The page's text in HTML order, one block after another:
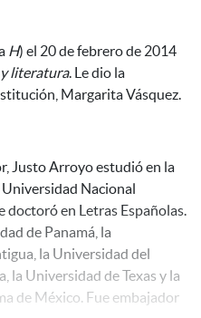
H) el 20 de febrero de 2014
literatura. Le dio la
Margarita Vásquez.
Justo Arroyo estudió en la
Nacional
doctoró en Letras Españolas.
de Panamá, la
la Universidad del
la Universidad de Texas y la
de México. Fue embajador